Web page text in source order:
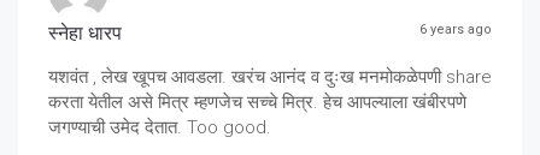
स्नेहा धारप 6 years ago
यशवंत , लेख खूपच आवडला. खरंच आनंद व दुःख मनमोकळेपणी share
करता येतील असे मित्र म्हणजेच सच्चे मित्र. हेच आपल्याला खंबीरपणे
जगण्याची उमेद देतात. Too good.